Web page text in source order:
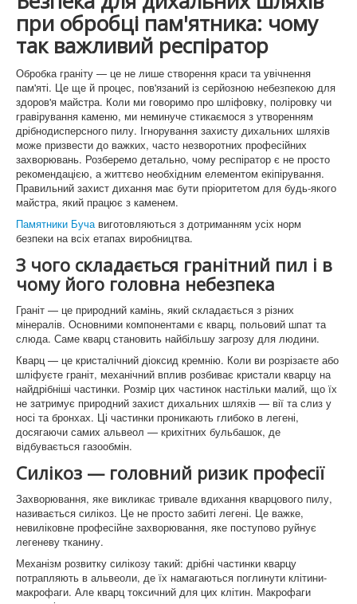
Памятники Біла церква
Памятники Буча
Памятники Ірпінь
Памятники Гостомель
Памятнки Нові Петрівці
Памятники Ворзель
Памятники Димер
Памятинки Вишгород
Памятники Вишневе
Памятники Боярка
Памятники Стоянка
Памятники Немішаеве
Памятники Макарів
Памятники Глеваха
Памятники Чабани
Памятники Бородянка
Памятники Бориспіль
Памятники Фастів
при обробці пам'ятника: чому
так важливий респіратор
Обробка граніту — це не лише створення краси та увічнення
пам'яті. Це ще й процес, пов'язаний із серйозною небезпекою для
здоров'я майстра. Коли ми говоримо про шліфовку, поліровку чи
гравірування каменю, ми неминуче стикаємося з утворенням
дрібнодисперсного пилу. Ігнорування захисту дихальних шляхів
може призвести до важких, часто незворотних професійних
захворювань. Розберемо детально, чому респіратор є не просто
рекомендацією, а життєво необхідним елементом екіпірування.
Правильний захист дихання має бути пріоритетом для будь-якого
майстра, який працює з каменем.
Памятники Бучавиготовляються з дотриманням усіх норм
безпеки на всіх етапах виробництва.
З чого складається гранітний пил і в
чому його головна небезпека
Граніт — це природний камінь, який складається з різних
мінералів. Основними компонентами є кварц, польовий шпат та
слюда. Саме кварц становить найбільшу загрозу для людини.
Кварц — це кристалічний діоксид кремнію. Коли ви розрізаєте або
шліфуєте граніт, механічний вплив розбиває кристали кварцу на
найдрібніші частинки. Розмір цих частинок настільки малий, що їх
не затримує природний захист дихальних шляхів — вії та слиз у
носі та бронхах. Ці частинки проникають глибоко в легені,
досягаючи самих альвеол — крихітних бульбашок, де
відбувається газообмін.
Силікоз — головний ризик професії
Захворювання, яке викликає тривале вдихання кварцового пилу,
називається силікоз. Це не просто забиті легені. Це важке,
невиліковне професійне захворювання, яке поступово руйнує
легеневу тканину.
Механізм розвитку силікозу такий: дрібні частинки кварцу
потрапляють в альвеоли, де їх намагаються поглинути клітини-
макрофаги. Але кварц токсичний для цих клітин. Макрофаги